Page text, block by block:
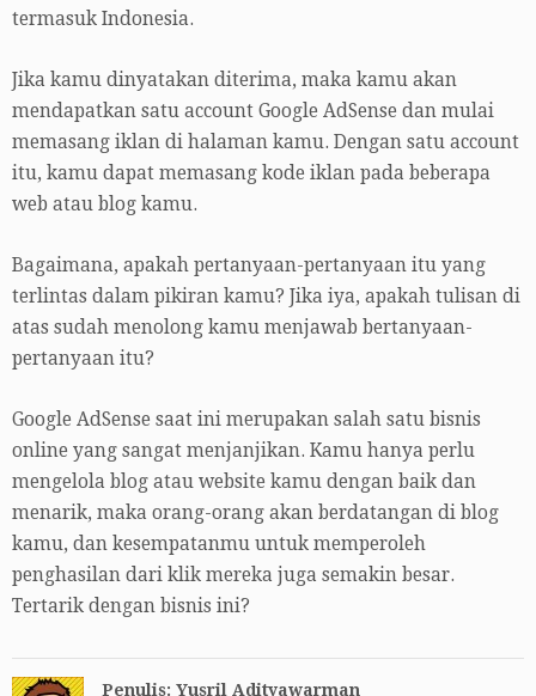
termasuk Indonesia.
Jika kamu dinyatakan diterima, maka kamu akan
mendapatkan satu account Google AdSense dan mulai
memasang iklan di halaman kamu. Dengan satu account
itu, kamu dapat memasang kode iklan pada beberapa
web atau blog kamu.
Bagaimana, apakah pertanyaan-pertanyaan itu yang
terlintas dalam pikiran kamu? Jika iya, apakah tulisan di
atas sudah menolong kamu menjawab bertanyaan-
pertanyaan itu?
Google AdSense saat ini merupakan salah satu bisnis
online yang sangat menjanjikan. Kamu hanya perlu
mengelola blog atau website kamu dengan baik dan
menarik, maka orang-orang akan berdatangan di blog
kamu, dan kesempatanmu untuk memperoleh
penghasilan dari klik mereka juga semakin besar.
Tertarik dengan bisnis ini?
Penulis: Yusril Adityawarman